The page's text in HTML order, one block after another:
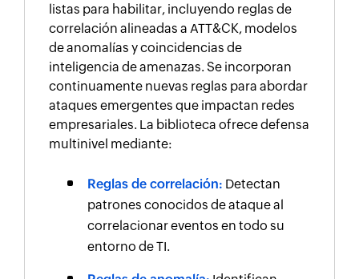
listas para habilitar, incluyendo reglas de
correlación alineadas a ATT&CK, modelos
de anomalías y coincidencias de
inteligencia de amenazas. Se incorporan
continuamente nuevas reglas para abordar
ataques emergentes que impactan redes
empresariales. La biblioteca ofrece defensa
multinivel mediante:
Reglas de correlación: Detectan
patrones conocidos de ataque al
correlacionar eventos en todo su
entorno de TI.